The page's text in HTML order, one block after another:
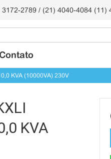
3172-2789 / (21) 4040-4084 (11)
Contato
KVA (10000VA) 230V
KVA